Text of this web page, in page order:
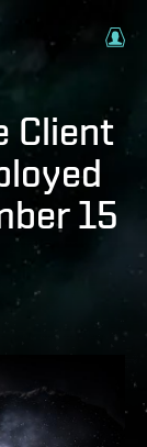
Client
15